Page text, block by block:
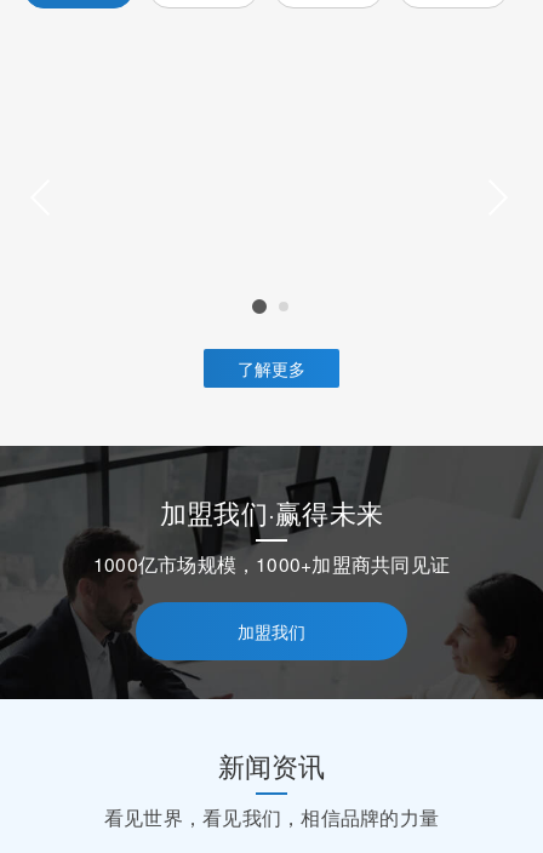
了解更多
加盟我们·赢得未来
1000亿市场规模，1000+加盟商共同见证
加盟我们
新闻资讯
看见世界，看见我们，相信品牌的力量